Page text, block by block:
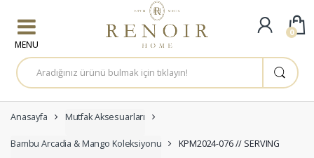
A
r
a
a
:
Anasayfa Mutfak Aksesuarları
Bambu Arcadia & Mango Koleksiyonu KPM2024-076 // SERVING
0